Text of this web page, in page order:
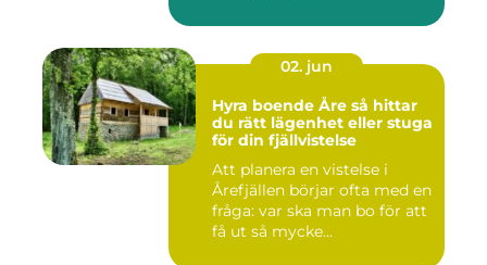
02. jun
Hyra boende Åre så hittar
du rätt lägenhet eller stuga
för din fjällvistelse
Att planera en vistelse i
Årefjällen börjar ofta med en
fråga: var ska man bo för att
få ut så mycke...